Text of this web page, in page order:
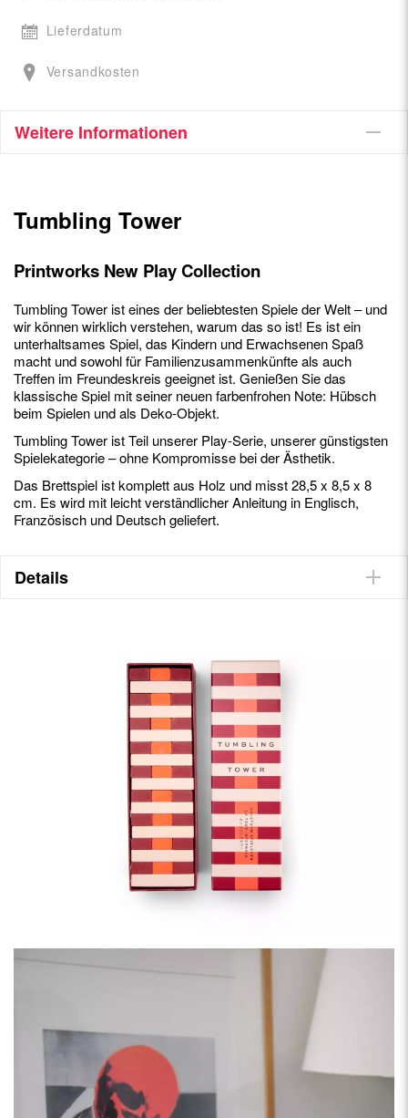
Lieferdatum
Versandkosten
Weitere Informationen
Tumbling Tower
Printworks New Play Collection
Tumbling Tower ist eines der beliebtesten Spiele der Welt – und
wir können wirklich verstehen, warum das so ist! Es ist ein
unterhaltsames Spiel, das Kindern und Erwachsenen Spaß
macht und sowohl für Familienzusammenkünfte als auch
Treffen im Freundeskreis geeignet ist. Genießen Sie das
klassische Spiel mit seiner neuen farbenfrohen Note: Hübsch
beim Spielen und als Deko-Objekt.
Tumbling Tower ist Teil unserer Play-Serie, unserer günstigsten
Spielekategorie – ohne Kompromisse bei der Ästhetik.
Das Brettspiel ist komplett aus Holz und misst 28,5 x 8,5 x 8
cm. Es wird mit leicht verständlicher Anleitung in Englisch,
Französisch und Deutsch geliefert.
Details